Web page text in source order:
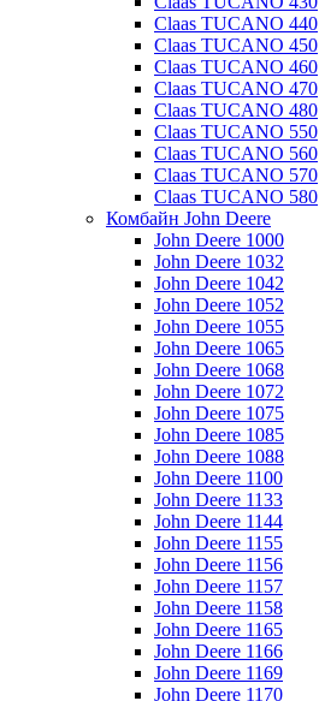
Claas TUCANO 440
Claas TUCANO 450
Claas TUCANO 460
Claas TUCANO 470
Claas TUCANO 480
Claas TUCANO 550
Claas TUCANO 560
Claas TUCANO 570
Claas TUCANO 580
Комбайн John Deere
John Deere 1000
John Deere 1032
John Deere 1042
John Deere 1052
John Deere 1055
John Deere 1065
John Deere 1068
John Deere 1072
John Deere 1075
John Deere 1085
John Deere 1088
John Deere 1100
John Deere 1133
John Deere 1144
John Deere 1155
John Deere 1156
John Deere 1157
John Deere 1158
John Deere 1165
John Deere 1166
John Deere 1169
John Deere 1170